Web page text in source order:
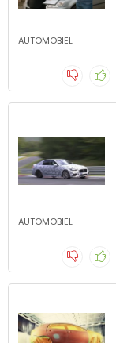
AUTOMOBIEL
AUTOMOBIEL